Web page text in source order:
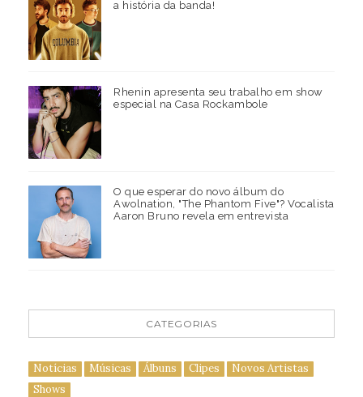
a história da banda!
Rhenin apresenta seu trabalho em show
especial na Casa Rockambole
O que esperar do novo álbum do
Awolnation, "The Phantom Five"? Vocalista
Aaron Bruno revela em entrevista
CATEGORIAS
Notícias Músicas Álbuns Clipes
Novos Artistas
Shows